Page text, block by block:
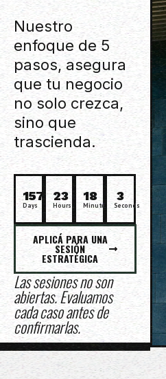
Nuestro
enfoque de 5
pasos, asegura
que tu negocio
no solo crezca,
sino que
trascienda.
157
Days
23
Hours
18
Minutes
1
Seconds
APLICÁ PARA UNA
SESIÓN
ESTRATÉGICA
Las sesiones no son
abiertas. Evaluamos
cada caso antes de
confirmarlas.